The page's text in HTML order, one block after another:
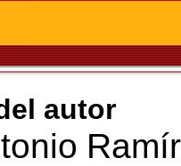
autor